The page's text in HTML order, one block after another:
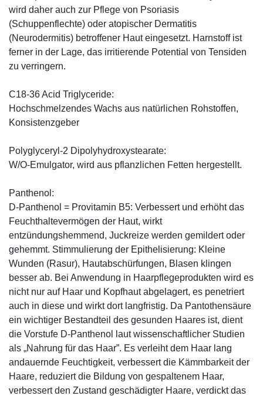
wird daher auch zur Pflege von Psoriasis
(Schuppenflechte) oder atopischer Dermatitis
(Neurodermitis) betroffener Haut eingesetzt. Harnstoff ist
ferner in der Lage, das irritierende Potential von Tensiden
zu verringern.
C18-36 Acid Triglyceride:
Hochschmelzendes Wachs aus natürlichen Rohstoffen,
Konsistenzgeber
Polyglyceryl-2 Dipolyhydroxystearate:
W/O-Emulgator, wird aus pflanzlichen Fetten hergestellt.
Panthenol:
D-Panthenol = Provitamin B5: Verbessert und erhöht das
Feuchthaltevermögen der Haut, wirkt
entzündungshemmend, Juckreize werden gemildert oder
gehemmt. Stimmulierung der Epithelisierung: Kleine
Wunden (Rasur), Hautabschürfungen, Blasen klingen
besser ab. Bei Anwendung in Haarpflegeprodukten wird es
nicht nur auf Haar und Kopfhaut abgelagert, es penetriert
auch in diese und wirkt dort langfristig. Da Pantothensäure
ein wichtiger Bestandteil des gesunden Haares ist, dient
die Vorstufe D-Panthenol laut wissenschaftlicher Studien
als „Nahrung für das Haar”. Es verleiht dem Haar lang
andauernde Feuchtigkeit, verbessert die Kämmbarkeit der
Haare, reduziert die Bildung von gespaltenem Haar,
verbessert den Zustand geschädigter Haare, verdickt das